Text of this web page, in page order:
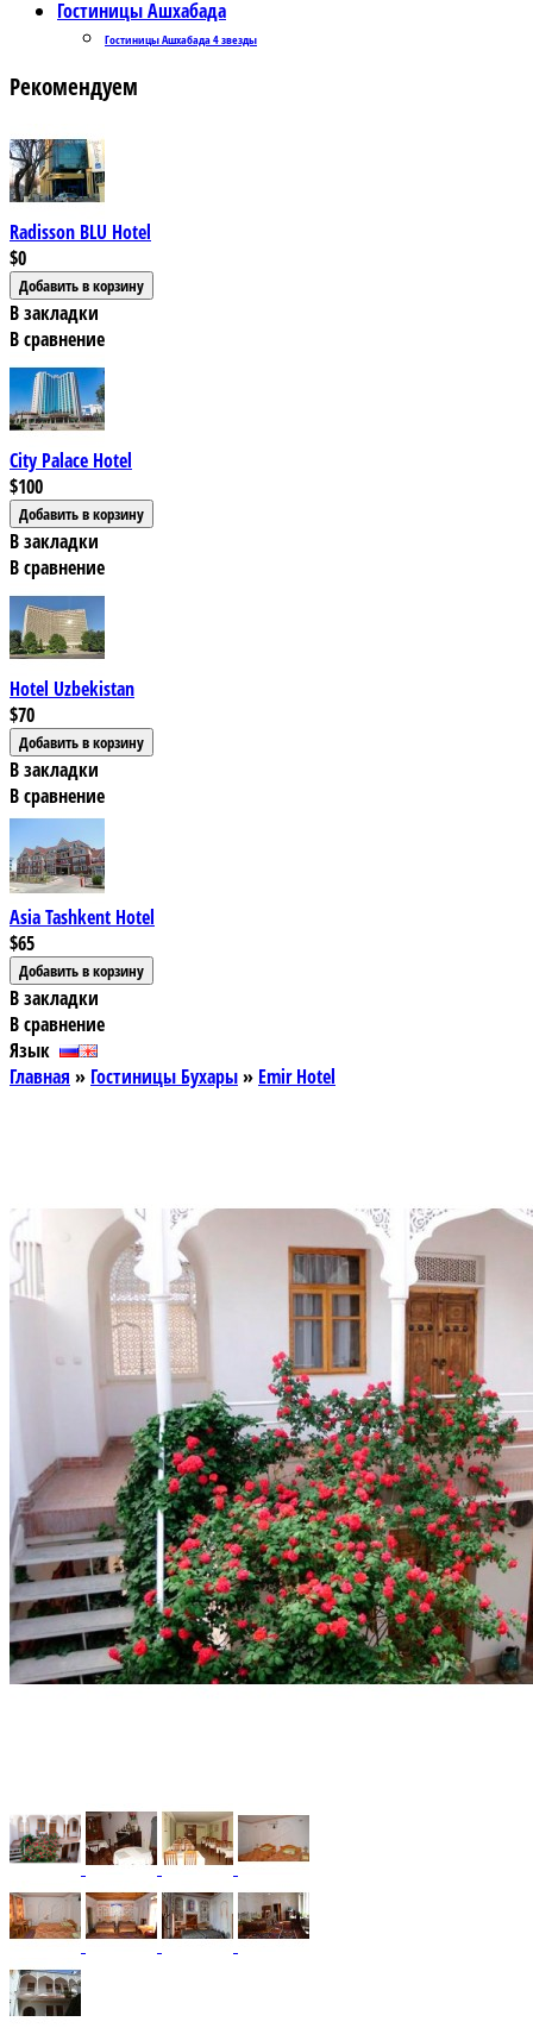
Гостиницы Ашхабада
Гостиницы Ашхабада 4 звезды
Рекомендуем
Radisson BLU Hotel
$0
В закладки
В сравнение
City Palace Hotel
$100
В закладки
В сравнение
Hotel Uzbekistan
$70
В закладки
В сравнение
Asia Tashkent Hotel
$65
В закладки
В сравнение
Язык
Главная » Гостиницы Бухары» Emir Hotel